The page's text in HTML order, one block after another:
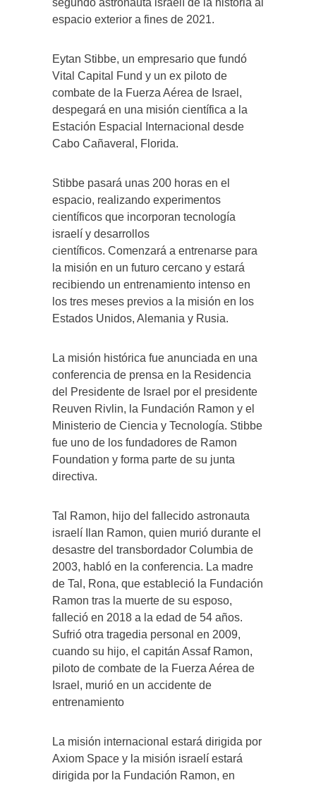
segundo astronauta israelí de la historia al
espacio exterior a fines de 2021.
Eytan Stibbe, un empresario que fundó
Vital Capital Fund y un ex piloto de
combate de la Fuerza Aérea de Israel,
despegará en una misión científica a la
Estación Espacial Internacional desde
Cabo Cañaveral, Florida.
Stibbe pasará unas 200 horas en el
espacio, realizando experimentos
científicos que incorporan tecnología
israelí y desarrollos
científicos. Comenzará a entrenarse para
la misión en un futuro cercano y estará
recibiendo un entrenamiento intenso en
los tres meses previos a la misión en los
Estados Unidos, Alemania y Rusia.
La misión histórica fue anunciada en una
conferencia de prensa en la Residencia
del Presidente de Israel por el presidente
Reuven Rivlin, la Fundación Ramon y el
Ministerio de Ciencia y Tecnología. Stibbe
fue uno de los fundadores de Ramon
Foundation y forma parte de su junta
directiva.
Tal Ramon, hijo del fallecido astronauta
israelí Ilan Ramon, quien murió durante el
desastre del transbordador Columbia de
2003, habló en la conferencia. La madre
de Tal, Rona, que estableció la Fundación
Ramon tras la muerte de su esposo,
falleció en 2018 a la edad de 54 años.
Sufrió otra tragedia personal en 2009,
cuando su hijo, el capitán Assaf Ramon,
piloto de combate de la Fuerza Aérea de
Israel, murió en un accidente de
entrenamiento
La misión internacional estará dirigida por
Axiom Space y la misión israelí estará
dirigida por la Fundación Ramon, en